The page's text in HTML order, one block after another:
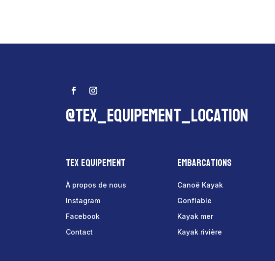
@tex_equipement_location
Tex Equipement
À propos de nous
Instagram
Facebook
Contact
Embarcations
Canoë Kayak
Gonflable
Kayak mer
Kayak rivière